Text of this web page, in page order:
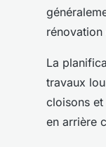
La
travaux
cloisons
en arrière